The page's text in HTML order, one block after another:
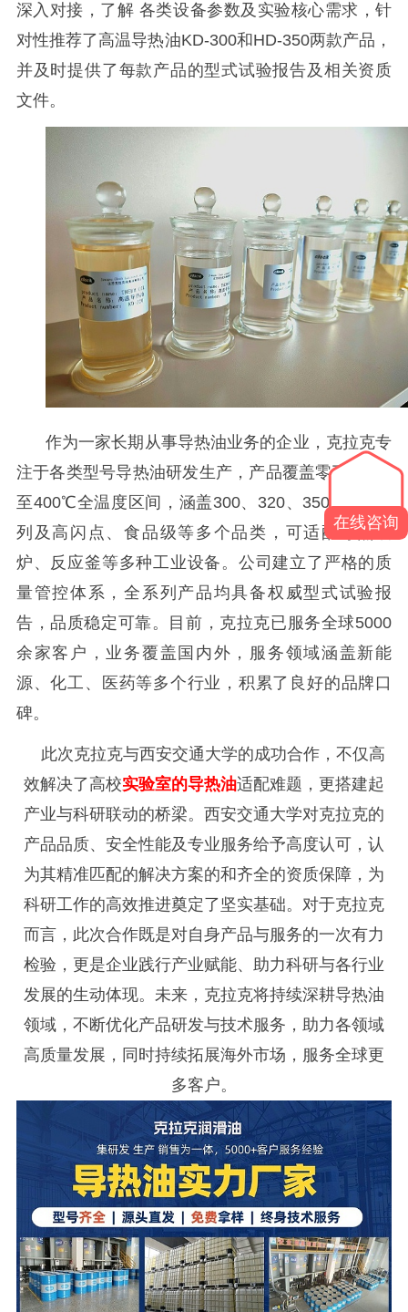
深入对接，了解 各类设备参数及实验核心需求，针
对性推荐了高温导热油KD-300和HD-350两款产品，
并及时提供了每款产品的型式试验报告及相关资质
文件。
作为一家长期从事导热油业务的企业，克拉克专
注于各类型号导热油研发生产，产品覆盖零下
110℃
至400℃全温度区间，涵盖300、320、350、400系
列及高闪点、食品级等多个品类，可适配导热油
炉、反应釜等多种工业设备。公司建立了严格的质
量管控体系，全系列产品均具备权威型式试验报
告，品质稳定可靠。目前，克拉克已服务全球5000
余家客户，业务覆盖国内外，服务领域涵盖新能
源、化工、医药等多个行业，积累了良好的品牌口
碑。
此次克拉克与西安交通大学的成功合作，不仅高
效解决了高校实验室的导热油适配难题，更搭建起
产业与科研联动的桥梁。西安交通大学对克拉克的
产品品质、安全性能及专业服务给予高度认可，认
为其精准匹配的解决方案的和齐全的资质保障，为
科研工作的高效推进奠定了坚实基础。对于克拉克
而言，此次合作既是对自身产品与服务的一次有力
检验，更是企业践行产业赋能、助力科研与各行业
发展的生动体现。未来，克拉克将持续深耕导热油
领域，不断优化产品研发与技术服务，助力各领域
高质量发展，同时持续拓展海外市场，服务全球更
多客户。
在线咨询